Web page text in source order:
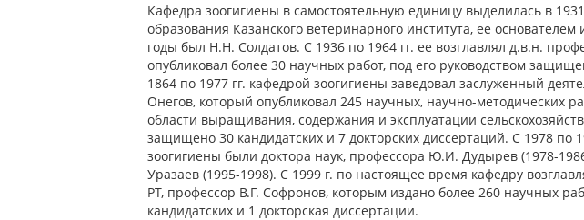
Кафедра зоогигиены в самостоятельную единицу выделилась в 1931
образования Казанского ветеринарного института, ее
годы был Н.Н. Солдатов. С 1936 по 1964 гг. ее возглавлял д.в.н.
опубликовал более 30 научных работ, под его руководством
1864 по 1977 гг. кафедрой зоогигиены заведовал заслуженный
Онегов, который опубликовал 245 научных, научно-методических
области выращивания, содержания и эксплуатации
защищено 30 кандидатских и 7 докторских диссертаций. С 1978
зоогигиены были доктора наук, профессора Ю.И. Дудырев (1978-
Уразаев (1995-1998). С 1999 г. по настоящее время кафедру
РТ, профессор В.Г. Софронов, которым издано более 260 научных
кандидатских и 1 докторская диссертации.